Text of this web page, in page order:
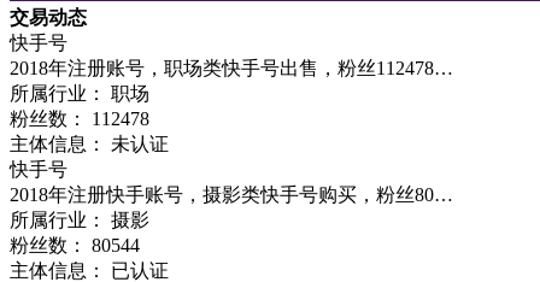
交易动态
快手号
2018年注册账号，职场类快手号出售，粉丝112478…
所属行业： 职场
粉丝数：
112478
主体信息： 未认证
快手号
2018年注册快手账号，摄影类快手号购买，粉丝80…
所属行业： 摄影
粉丝数：
80544
主体信息： 已认证